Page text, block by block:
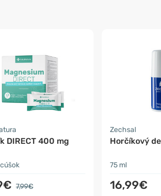
DIRECT 400 mg
7,99€
Zechsal
Horčíkový
75 ml
16,99€